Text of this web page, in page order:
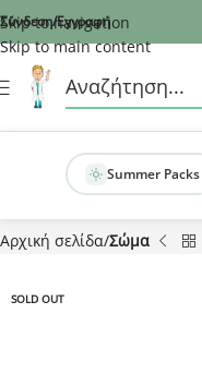
Recaptcha
Skip to navigation
Skip to main content
Σύνδεση/Εγγραφή
Summer Packs
Αρχική σελίδα Σώμα
SOLD OUT